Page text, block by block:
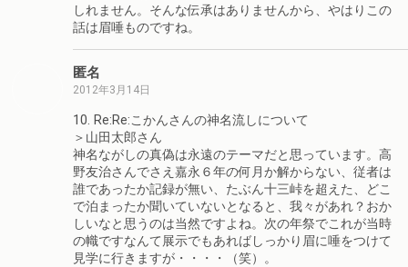
しれません。そんな伝承はありませんから、やはりこの
話は眉唾ものですね。
匿名
2012年3月14日
10. Re:Re:こかんさんの神名流しについて
＞山田太郎さん
神名ながしの真偽は永遠のテーマだと思っています。高
野友治さんでさえ嘉永６年の何月か解からない、従者は
誰であったか記録が無い、たぶん十三峠を超えた、どこ
で泊まったか聞いていないとなると、我々があれ？おか
しいなと思うのは当然ですよね。次の年祭でこれが当時
の幟ですなんて展示でもあればしっかり眉に唾をつけて
見学に行きますが・・・・（笑）。